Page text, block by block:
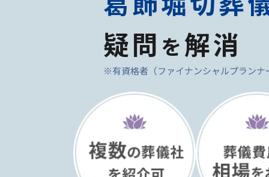
疑問 を解消
※有資格者（ファイナンシャルプランナ